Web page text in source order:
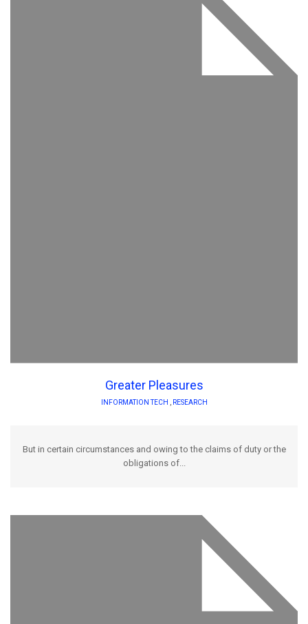
Greater Pleasures
INFORMATION TECH , RESEARCH
But in certain circumstances and owing to the claims of duty or the
obligations of...